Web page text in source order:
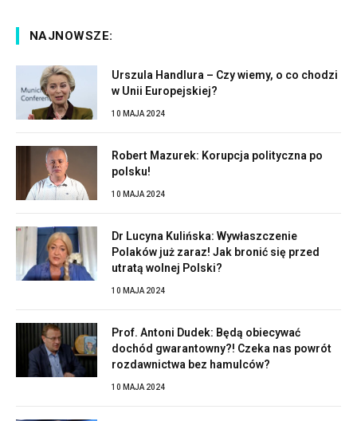
NAJNOWSZE:
Urszula Handlura – Czy wiemy, o co chodzi
w Unii Europejskiej?
10 MAJA 2024
Robert Mazurek: Korupcja polityczna po
polsku!
10 MAJA 2024
Dr Lucyna Kulińska: Wywłaszczenie
Polaków już zaraz! Jak bronić się przed
utratą wolnej Polski?
10 MAJA 2024
Prof. Antoni Dudek: Będą obiecywać
dochód gwarantowny?! Czeka nas powrót
rozdawnictwa bez hamulców?
10 MAJA 2024